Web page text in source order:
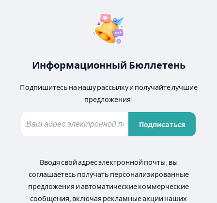
Информационный Бюллетень
Подпишитесь на нашу рассылку и получайте лучшие
предложения!
Подписаться
Вводя свой адрес электронной почты, вы
соглашаетесь получать персонализированные
предложения и автоматические коммерческие
сообщения, включая рекламные акции наших